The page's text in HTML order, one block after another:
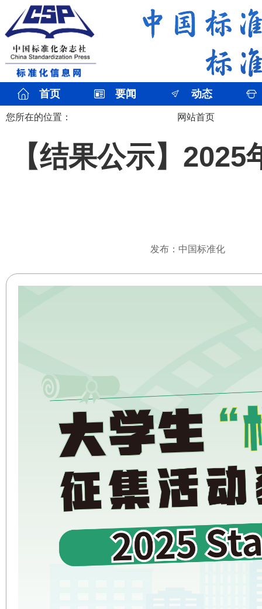
首页 要闻 动态
您所在的位置： 网站首页
【结果公示】
发布：中国标准化